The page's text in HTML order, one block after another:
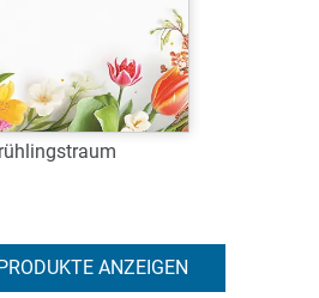
Verfügbar ANZEIGEN